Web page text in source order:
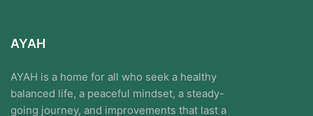
AYAH
AYAH is a home for all who seek a healthy
balanced life, a peaceful mindset, a steady-
going journey, and improvements that last a